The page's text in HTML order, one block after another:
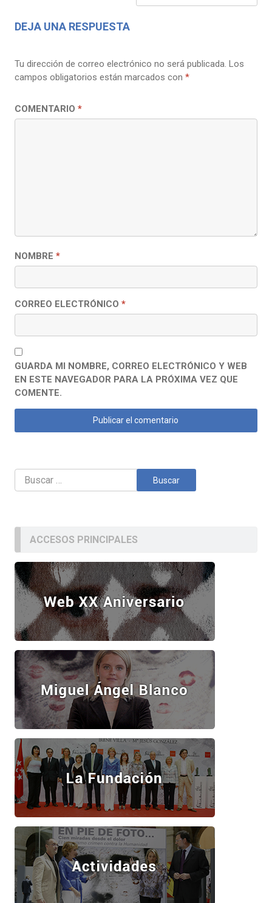
DEJA UNA RESPUESTA
Tu dirección de correo electrónico no será publicada. Los
campos obligatorios están marcados con *
COMENTARIO *
NOMBRE *
CORREO ELECTRÓNICO *
GUARDA MI NOMBRE, CORREO ELECTRÓNICO Y WEB
EN ESTE NAVEGADOR PARA LA PRÓXIMA VEZ QUE
COMENTE.
Buscar:
ACCESOS PRINCIPALES